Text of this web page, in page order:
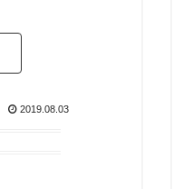
2019.08.03